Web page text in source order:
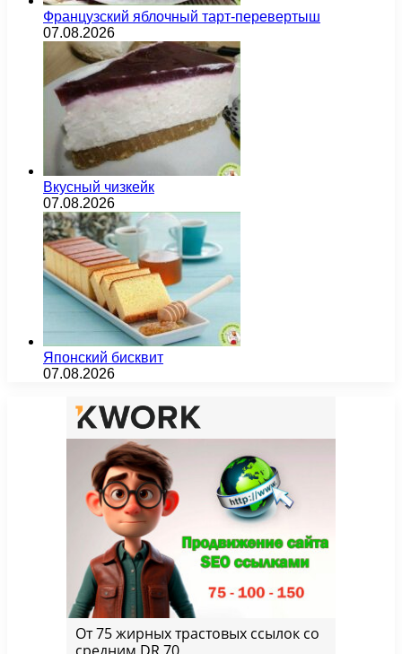
Французский яблочный тарт-перевертыш
07.08.2026
Вкусный чизкейк
07.08.2026
Японский бисквит
07.08.2026